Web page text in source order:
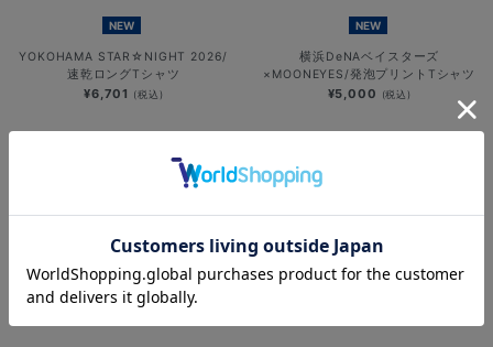
NEW
YOKOHAMA STAR☆NIGHT 2026/
速乾ロングTシャツ
¥6,701 (税込)
NEW
横浜DeNAベイスターズ
×MOONEYES/発泡プリントTシャツ
¥5,000 (税込)